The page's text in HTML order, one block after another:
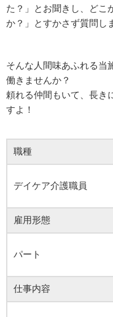
た？」とお聞きし、どこ
か？」とすかさず質問し
そんな人間味あふれる当
働きませんか？
頼れる仲間もいて、長き
すよ！
職種
デイケア介護職員
雇用形態
パート
仕事内容